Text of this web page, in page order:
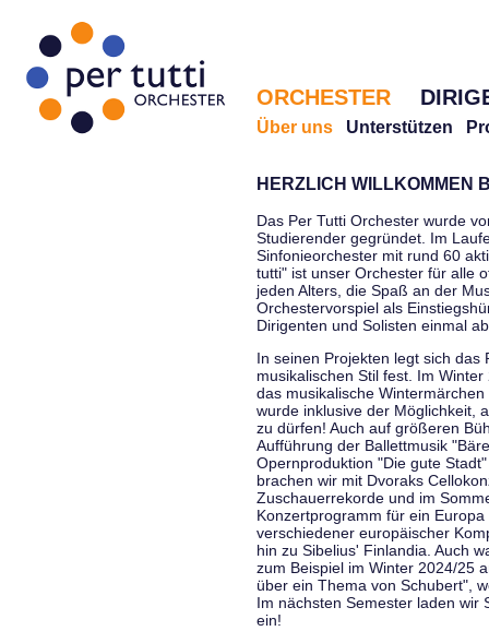
ORCHESTER
Über uns Unterstützen
HERZLICH WILLKOMMEN
Das Per Tutti Orchester wurde
Studierender gegründet. Im
Sinfonieorchester mit rund 60
tutti" ist unser Orchester für alle
jeden Alters, die Spaß an der
Orchestervorspiel als
Dirigenten und Solisten einmal
In seinen Projekten legt sich das
musikalischen Stil fest. Im
das musikalische
wurde inklusive der Möglichkeit,
zu dürfen! Auch auf größeren
Aufführung der Ballettmusik
Opernproduktion "Die gute
brachen wir mit Dvoraks
Zuschauerrekorde und im
Konzertprogramm für ein
verschiedener europäischer
hin zu Sibelius' Finlandia. Auch
zum Beispiel im Winter 2024/25
über ein Thema von Schubert",
Im nächsten Semester laden wir
ein!